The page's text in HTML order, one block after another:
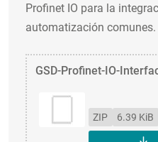
Profinet IO para la
automatización comunes.
GSD-Profinet-IO-
ZIP 6.39 KiB